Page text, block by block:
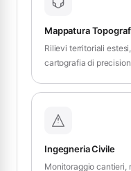
Mappatura
Rilievi territoriali
cartografia di
Ingegneria Civile
Monitoraggio cantieri,